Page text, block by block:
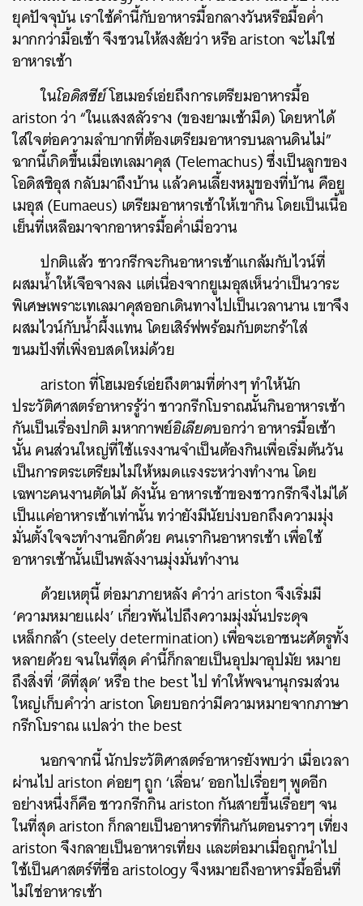
ยุคปัจจุบัน เราใช้คำนี้กับอาหารมื้อกลางวันหรือมื้อค่ำ
มากกว่ามื้อเช้า จึงชวนให้สงสัยว่า หรือ ariston จะไม่ใช่
อาหารเช้า
ในโอดิสซีย์โฮเมอร์เอ่ยถึงการเตรียมอาหารมื้อ
ariston ว่า “ในแสงสลัวราง (ของยามเช้ามืด) โดยหาได้
ใส่ใจต่อความลำบากที่ต้องเตรียมอาหารบนลานดินไม่”
ฉากนี้เกิดขึ้นเมื่อเทเลมาคุส (Telemachus) ซึ่งเป็นลูกของ
โอดิสซิอุส กลับมาถึงบ้าน แล้วคนเลี้ยงหมูของที่บ้าน คือยู
เมอุส (Eumaeus) เตรียมอาหารเช้าให้เขากิน โดยเป็นเนื้อ
เย็นที่เหลือมาจากอาหารมื้อค่ำเมื่อวาน
ปกติแล้ว ชาวกรีกจะกินอาหารเช้าแกล้มกับไวน์ที่
ผสมน้ำให้เจือจางลง แต่เนื่องจากยูเมอุสเห็นว่าเป็นวาระ
พิเศษเพราะเทเลมาคุสออกเดินทางไปเป็นเวลานาน เขาจึง
ผสมไวน์กับน้ำผึ้งแทน โดยเสิร์ฟพร้อมกับตะกร้าใส่
ขนมปังที่เพิ่งอบสดใหม่ด้วย
ariston ที่โฮเมอร์เอ่ยถึงตามที่ต่างๆ ทำให้นัก
ประวัติศาสตร์อาหารรู้ว่า ชาวกรีกโบราณนั้นกินอาหารเช้า
กันเป็นเรื่องปกติ มหากาพย์อิเลียดบอกว่า อาหารมื้อเช้า
นั้น คนส่วนใหญ่ที่ใช้แรงงานจำเป็นต้องกินเพื่อเริ่มต้นวัน
เป็นการตระเตรียมไม่ให้หมดแรงระหว่างทำงาน โดย
เฉพาะคนงานตัดไม้ ดังนั้น อาหารเช้าของชาวกรีกจึงไม่ได้
เป็นแค่อาหารเช้าเท่านั้น ทว่ายังมีนัยบ่งบอกถึงความมุ่ง
มั่นตั้งใจจะทำงานอีกด้วย คนเรากินอาหารเช้า เพื่อใช้
อาหารเช้านั้นเป็นพลังงานมุ่งมั่นทำงาน
ด้วยเหตุนี้ ต่อมาภายหลัง คำว่า ariston จึงเริ่มมี
‘ความหมายแฝง’ เกี่ยวพันไปถึงความมุ่งมั่นประดุจ
เหล็กกล้า (steely determination) เพื่อจะเอาชนะศัตรูทั้ง
หลายด้วย จนในที่สุด คำนี้ก็กลายเป็นอุปมาอุปมัย หมาย
ถึงสิ่งที่ ‘ดีที่สุด’ หรือ the best ไป ทำให้พจนานุกรมส่วน
ใหญ่เก็บคำว่า ariston โดยบอกว่ามีความหมายจากภาษา
กรีกโบราณ แปลว่า the best
นอกจากนี้ นักประวัติศาสตร์อาหารยังพบว่า เมื่อเวลา
ผ่านไป ariston ค่อยๆ ถูก ‘เลื่อน’ ออกไปเรื่อยๆ พูดอีก
อย่างหนึ่งก็คือ ชาวกรีกกิน ariston กันสายขึ้นเรื่อยๆ จน
ในที่สุด ariston ก็กลายเป็นอาหารที่กินกันตอนราวๆ เที่ยง
ariston จึงกลายเป็นอาหารเที่ยง และต่อมาเมื่อถูกนำไป
ใช้เป็นศาสตร์ที่ชื่อ aristology จึงหมายถึงอาหารมื้ออื่นที่
ไม่ใช่อาหารเช้า